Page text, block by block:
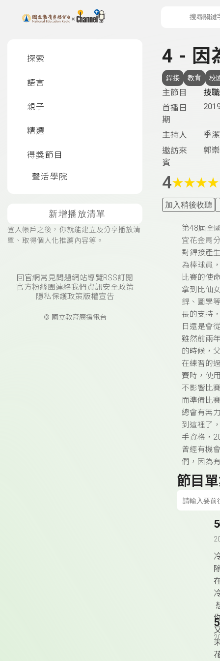
上方功能區塊
探索
語言
親子
精選
得獎節目
聲活學院
新增播放清單
登入帳戶之後，你就能建立及分享播放清
單、取得個人化推薦內容等。
回官網常見問題網站導覽RSS訂閱
官方粉絲團連絡我們 資訊安全政策
隱私保護政策版權宣告
© 國立教育廣播電台
4 - 因
銲接 教育 校
主節目
技
首播日
期
主持人
季潔
邀訪來
賓
郭
4★★★★
加入稍後收聽
第48屆全
宜花金馬
對銲接產
為棒球員
比賽的使
拿到比仙
銲、圖學
長的支持
日還是會
雖然前兩
的時候，
在練習的
賽時，使
不影響比
而準備比
總會有無
到這裡了
手資格，
曾經有機
們，因為
節目